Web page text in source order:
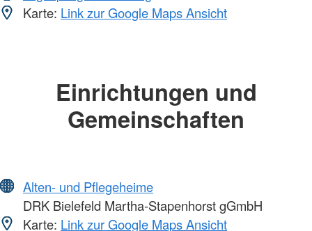
Karte: Link zur Google Maps Ansicht
Einrichtungen und
Gemeinschaften
Alten- und Pflegeheime
DRK Bielefeld Martha-Stapenhorst gGmbH
Karte: Link zur Google Maps Ansicht